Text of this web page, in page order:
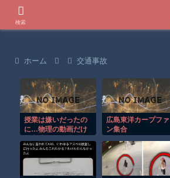
ホーム 交通事故
授業は嫌いだったの
に…物理の動画だけ
るｗ
広島東洋カープファ
ン集合
検索